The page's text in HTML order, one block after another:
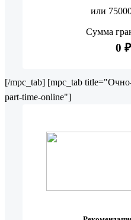
или
Сумма
0
[/mpc_tab] [mpc_tab
part-time-online"]